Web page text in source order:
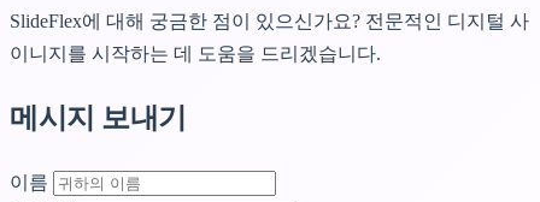
SlideFlex에 대해 궁금한 점이 있으신가요? 전문적인 디지털 사
이니지를 시작하는 데 도움을 드리겠습니다.
메시지 보내기
이름